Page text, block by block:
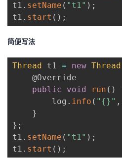
博
客
的
论
我
的
我
动
关
注
的
开
我
的
我
t1 . setName ( "t1" ) ;
t1 . start ( ) ;
简便写法
Thread t1 = new Thread
@Override
public
void run ( )
        log
. info ( "{}" ,
}
} ;
t1 . setName ( "t1" ) ;
t1 . start ( ) ;